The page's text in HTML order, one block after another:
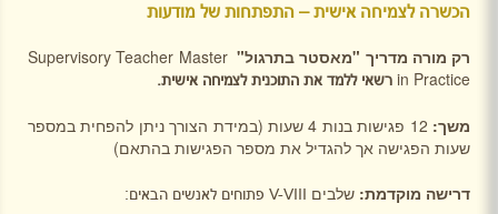
הכשרה לצמיחה אישית – התפתחות של מודעות
רק מורה מדריך "מאסטר בתרגול" Supervisory Teacher Master
in Practice רשאי ללמד את התוכנית לצמיחה אישית.
משך:
12 פגישות בנות 4 שעות (במידת הצורך ניתן להפחית במספר
שעות הפגישה אך להגדיל את מספר הפגישות בהתאם)
דרישה מוקדמת: שלבים V-VIII פתוחים לאנשים הבאים: